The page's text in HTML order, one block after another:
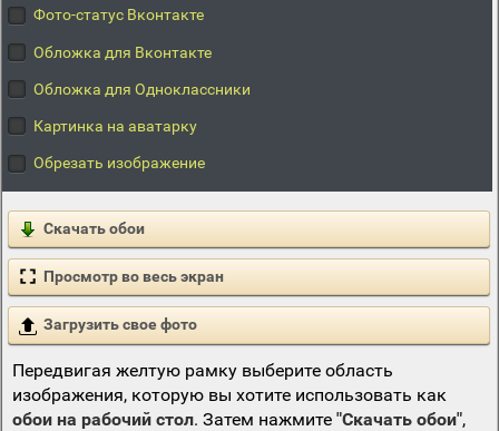
Фото-статус Вконтакте
Обложка для Вконтакте
Обложка для Одноклассники
Картинка на аватарку
Обрезать изображение
Скачать обои
Просмотр во весь экран
Загрузить свое фото
Передвигая желтую рамку выберите область
изображения, которую вы хотите использовать как
обои на рабочий стол. Затем нажмите "Скачать обои",